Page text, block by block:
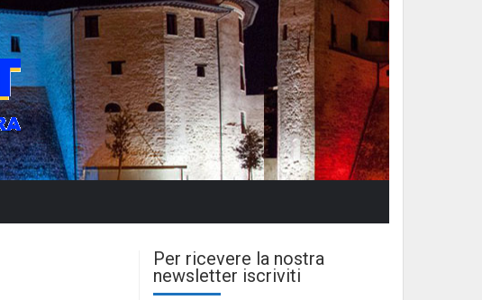
Per ricevere la nostra
newsletter iscriviti